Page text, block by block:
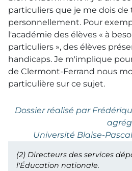
particuliers que je me dois de
personnellement. Pour
l'académie des élèves « à
particuliers », des élèves
handicaps. Je m'implique
de Clermont-Ferrand nous
particulière sur ce sujet.
Dossier réalisé par
Université Blaise-
(2) Directeurs des services
l'Éducation nationale.